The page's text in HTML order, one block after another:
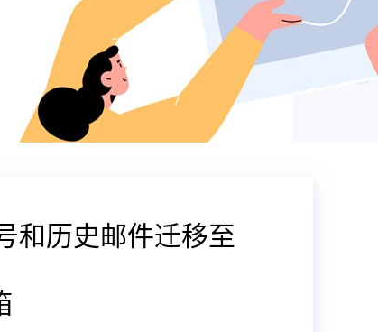
和历史邮件迁移至